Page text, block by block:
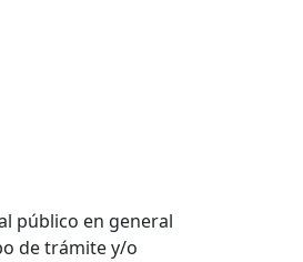
público en general
de trámite y/o